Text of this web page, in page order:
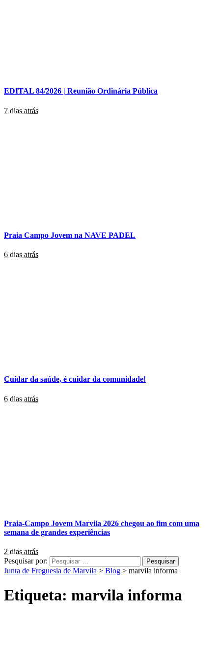
EDITAL 84/2026 | Reunião Ordinária Pública
7 dias atrás
Praia Campo Jovem na NAVE PADEL
6 dias atrás
Cuidar da saúde, é cuidar da comunidade!
6 dias atrás
Praia-Campo Jovem Marvila 2026 chegou ao fim com uma
semana de grandes experiências
2 dias atrás
Pesquisar por:
Junta de Freguesia de Marvila > Blog > marvila informa
Etiqueta: marvila informa